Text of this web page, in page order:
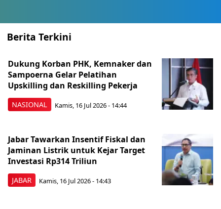
Berita Terkini
NASIONAL
Dukung Korban PHK, Kemnaker dan
Sampoerna Gelar Pelatihan
Upskilling dan Reskilling Pekerja
Kamis, 16 Jul 2026 - 14:44
JABAR
Jabar Tawarkan Insentif Fiskal dan
Jaminan Listrik untuk Kejar Target
Investasi Rp314 Triliun
Kamis, 16 Jul 2026 - 14:43